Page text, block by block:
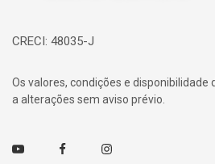
CRECI: 48035-J
Os valores, condições e disponibilidade
a alterações sem aviso prévio.
Youtube FacebookInstagram